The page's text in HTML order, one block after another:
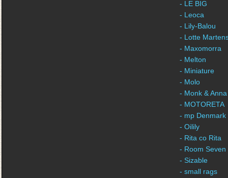
- LE BIG
- Leoca
- Lily-Balou
- Lotte
- Maxomorra
- Melton
- Miniature
- Molo
- Monk & Anna
- MOTORETA
- mp Denmark
- Oilily
- Rita co Rita
- Room Seven
- Sizable
- small rags